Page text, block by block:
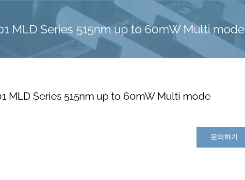
MLD Series 515nm up to 60mW Multi mode
MLD Series 515nm up to 60mW Multi mode
문의하기